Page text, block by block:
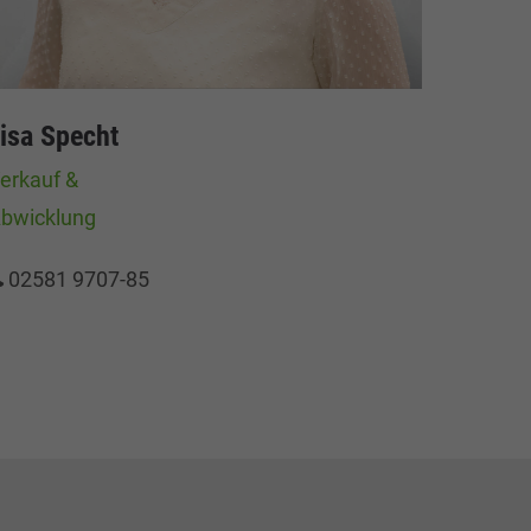
Specht
&
02581 9707-85